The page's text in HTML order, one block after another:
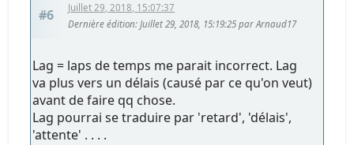
#6
Juillet 29, 2018, 15:07:37
Dernière édition: Juillet 29, 2018, 15:19:25 par Arnaud17
Lag = laps de temps me parait incorrect. Lag
va plus vers un délais (causé par ce qu'on veut)
avant de faire qq chose.
Lag pourrai se traduire par 'retard', 'délais',
'attente' . . . .